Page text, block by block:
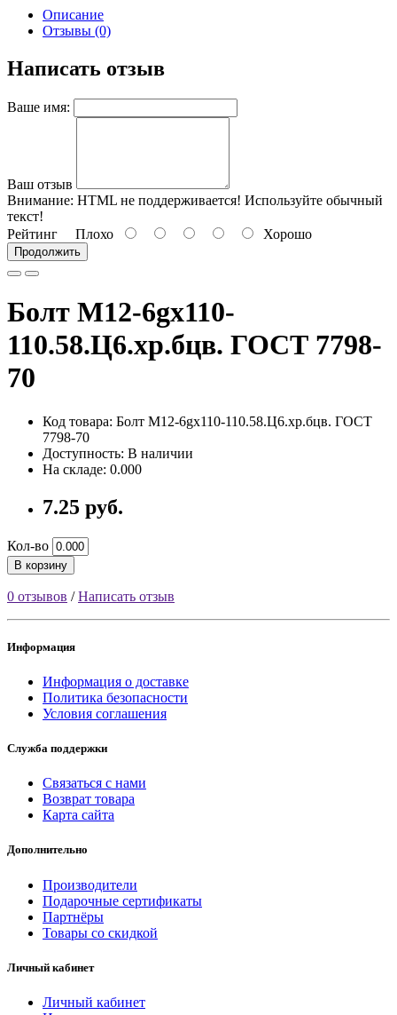
Описание
Отзывы (0)
Написать отзыв
Ваше имя:
Ваш отзыв
Внимание: HTML не поддерживается! Используйте обычный
текст!
Рейтинг Плохо Хорошо
Продолжить
Болт М12-6gх110-
110.58.Ц6.хр.бцв. ГОСТ 7798-
70
Код товара: Болт М12-6gх110-110.58.Ц6.хр.бцв. ГОСТ
7798-70
Доступность: В наличии
На складе: 0.000
7.25 руб.
Кол-во
В корзину
0 отзывов /Написать отзыв
Информация
Информация о доставке
Политика безопасности
Условия соглашения
Служба поддержки
Связаться с нами
Возврат товара
Карта сайта
Дополнительно
Производители
Подарочные сертификаты
Партнёры
Товары со скидкой
Личный кабинет
Личный кабинет